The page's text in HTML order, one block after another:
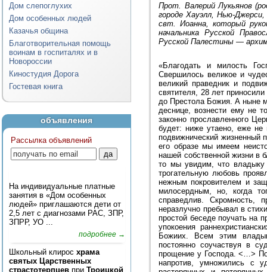
Дом слепоглухих
Дом особенных людей
Казачья община
Благотворительная помощь
воинам в госпиталях и в
Новороссии
Киностудия Дорога
Гостевая книга
объявления
Рассылка объявлений
На индивидуальные платные
занятия в «Дом особенных
людей» приглашаются дети от
2,5 лет с диагнозами РАС, ЗПР,
ЗПРР, УО ...
подробнее →
Школьный клирос храма
святых Царственных
страстотерпцев при Троицкой
Прот. Валерий Лукьянов
городе Хауэлл, Нью-
свт. Иоанна, который
начальника Русской
Русской Палестины —
«Благодать и милость
Свершилось великое и
великий праведник и
святителя, 28 лет
до Престола Божия. А ныне
деснице, вознести ему не
законно прославленного
будет: ниже утаено, еже не
подвижнический жизненный
его образе мы имеем
нашей собственной жизни в
то мы увидим, что
трогательную любовь
нежным покровителем и
милосердным, но, когда
справедлив. Скромность,
неразлучно пребывал в
простой беседе поучать на
упокоения
Божиих. Всем этим
постоянно соучаствуя в
прощение у Господа. <…>
напротив, умножились с